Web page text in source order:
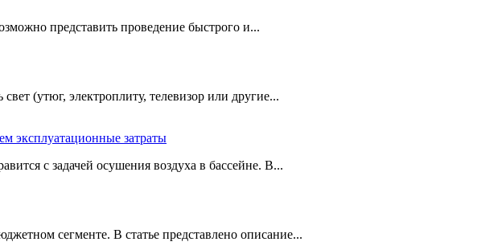
представить проведение быстрого и...
(утюг, электроплиту, телевизор или другие...
эксплуатационные затраты
с задачей осушения воздуха в бассейне. В...
сегменте. В статье представлено описание...